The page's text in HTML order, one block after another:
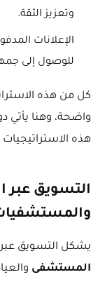
وتعزيز الثقة.
الإعلانات
للوصول إلى
كل من هذه
واضحة، وهنا يأتي
هذه
التسويق عبر
يشكل التسويق عبر
المستشفى